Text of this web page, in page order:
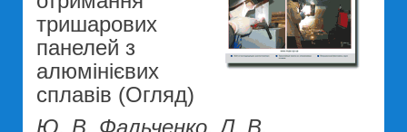
тришарових
панелей з
алюмінієвих
сплавів (Огляд)
Ю. В. Фальченко, Л. В.